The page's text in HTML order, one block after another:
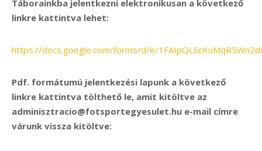
Táborainkba jelentkezni elektronikusan a következő
linkre kattintva lehet:
https://docs.google.com/forms/d/e/
Pdf. formátumú jelentkezési lapunk a következő
linkre kattintva tölthető le, amit kitöltve az
adminisztracio@fotsportegyesulet.hu e-mail címre
várunk vissza kitöltve: